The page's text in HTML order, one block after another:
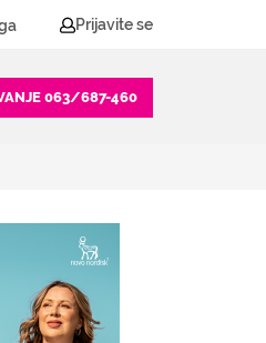
Prijavite se
063/687-460